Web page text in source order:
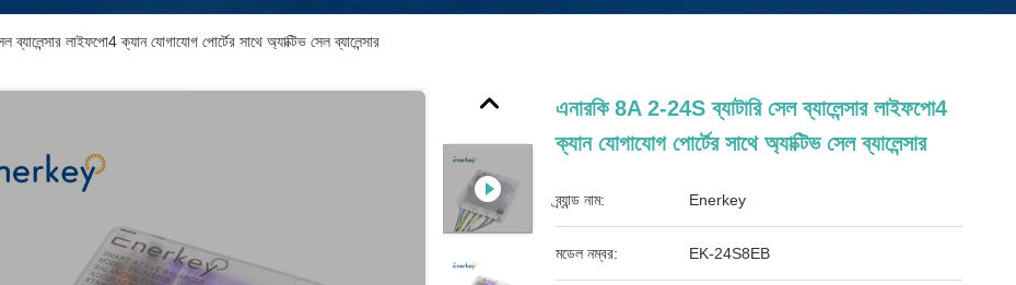
লাইফপো4 ক্যান যোগাযোগ পোর্টের সাথে অ্যাক্টিভ সেল ব্যালেন্সার
এনারকি 8A 2-24S ব্যাটারি সেল ব্যালেন্সার লাইফপো4
ক্যান যোগাযোগ পোর্টের সাথে অ্যাক্টিভ সেল ব্যালেন্সার
ব্র্যান্ড নাম: Enerkey
মডেল নম্বর: EK-24S8EB